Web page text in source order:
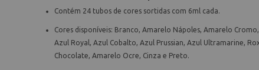
Contém 24 tubos de cores sortidas com 6ml cada.
Cores disponíveis: Branco, Amarelo Nápoles, Amarelo
Azul Royal, Azul Cobalto, Azul Prussian, Azul Ultramarine,
Chocolate, Amarelo Ocre, Cinza e Preto.